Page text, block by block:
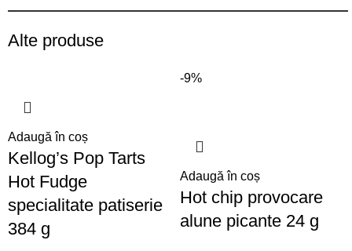
Alte produse
Adaugă în coș
Kellog’s Pop Tarts
Hot Fudge
specialitate patiserie
384 g
-9%
Adaugă în coș
Hot chip provocare
alune picante 24 g